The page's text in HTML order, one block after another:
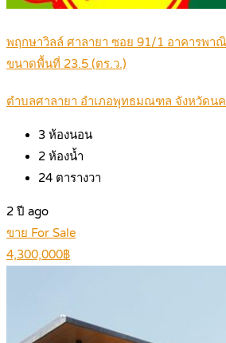
พฤกษาวิลล์ ศาลายา ซอย 91/1 อาคารพา
ขนาดพื้นที่ 23.5 (ตร.ว.)
ตำบลศาลายา อำเภอพุทธมณฑล จังหวัดน
3 ห้องนอน
2 ห้องน้ำ
24 ตารางวา
2 ปี ago
ขาย For Sale
4,300,000฿